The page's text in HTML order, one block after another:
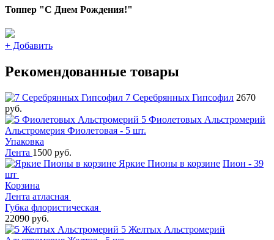
Топпер "С Днем Рождения!"
+ Добавить
Рекомендованные товары
7 Серебрянных Гипсофил 2670
руб.
5 Фиолетовых Альстромерий
Альстромерия Фиолетовая - 5 шт.
Упаковка
Лента 1500 руб.
Яркие Пионы в корзине Пион - 39
шт
Корзина
Лента атласная
Губка флористическая
22090 руб.
5 Желтых Альстромерий